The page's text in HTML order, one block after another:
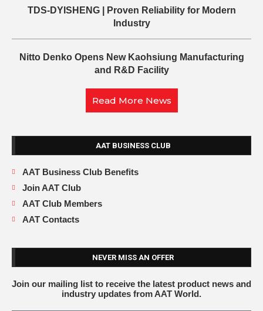
TDS-DYISHENG | Proven Reliability for Modern
Industry
Nitto Denko Opens New Kaohsiung Manufacturing
and R&D Facility
Read More News
AAT BUSINESS CLUB
AAT Business Club Benefits
Join AAT Club
AAT Club Members
AAT Contacts
NEVER MISS AN OFFER
Join our mailing list to receive the latest product news and
industry updates from AAT World.